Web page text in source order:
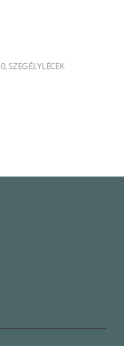
RAL 9016,SZEGÉLYLÉCEK